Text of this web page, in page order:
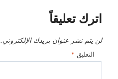
اترك تعليقاً
لن يتم نشر عنوان بريدك الإلكتروني.
التعليق *